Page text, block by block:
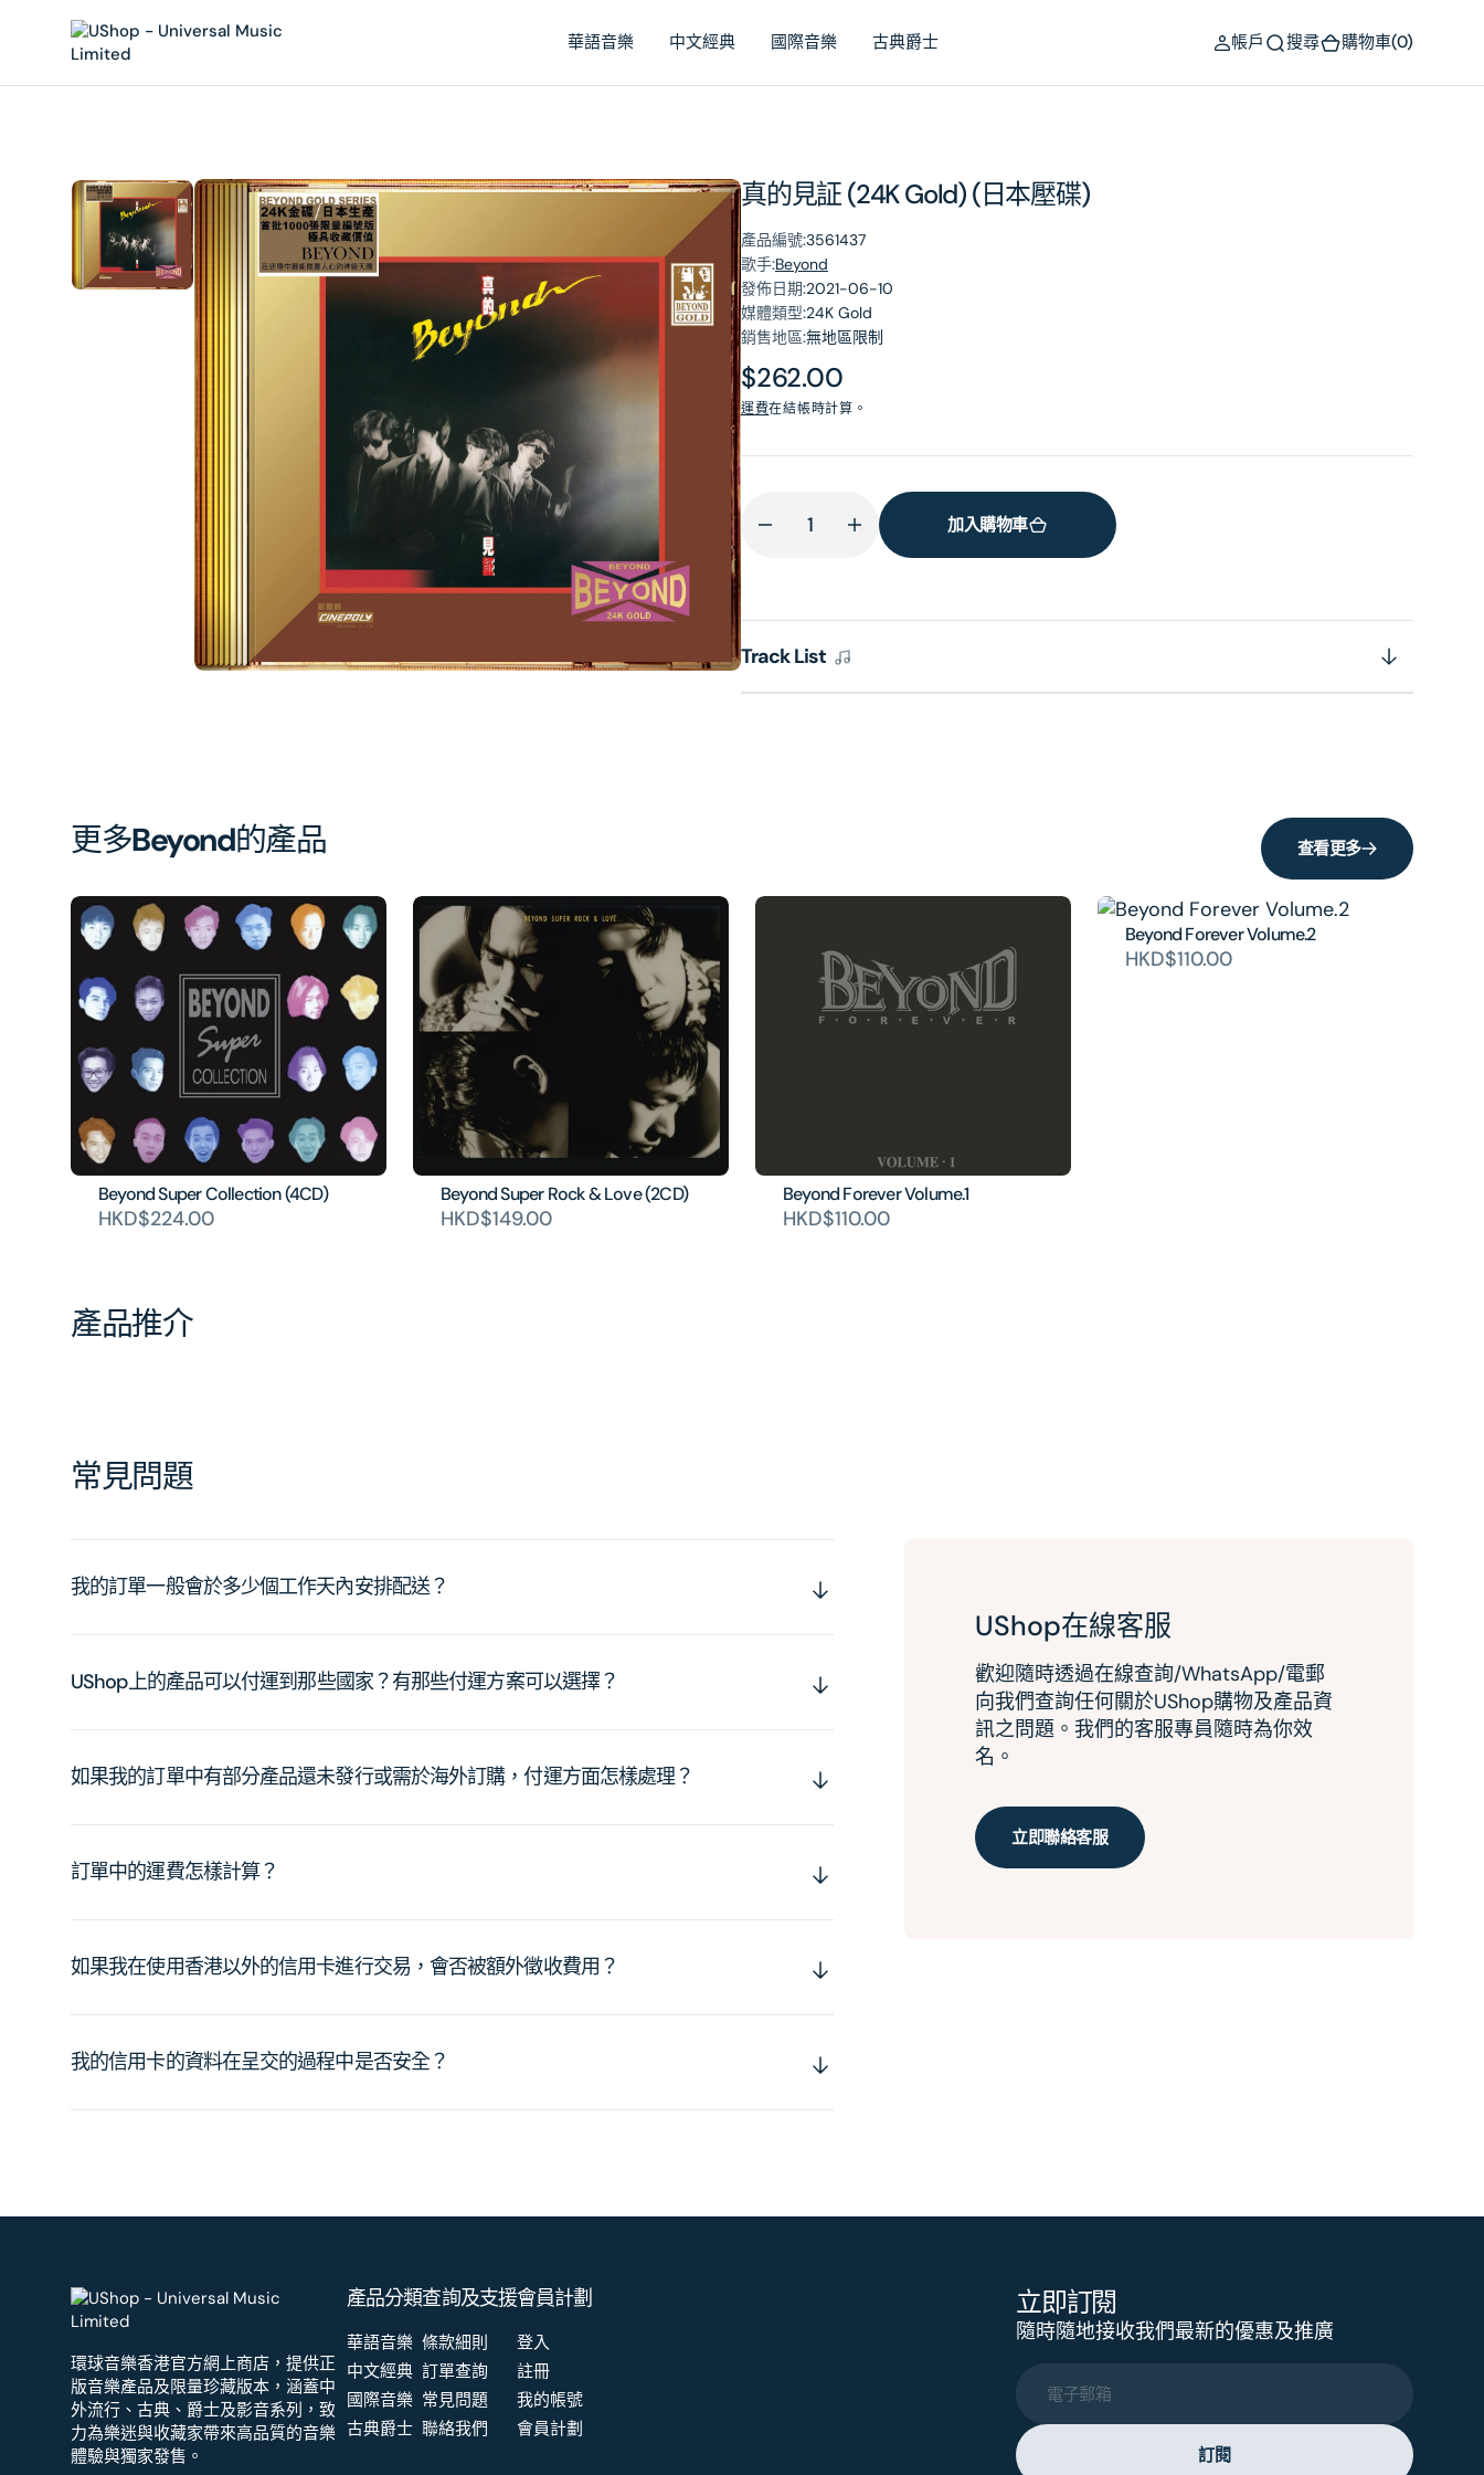
華語音樂 中文經典 國際音樂 古典爵士 帳戶 搜尋 購物車(0)
真的見証 (24K Gold) (日本壓碟)
產品編號:3561437
歌手:Beyond
發佈日期:2021-06-10
媒體類型:24K Gold
銷售地區:無地區限制
原
價
$262.00
運費在結帳時計算。
的
見
証
的
增
的
証
的
加入購物車
Track List
在
相
簿
中
開
啟
張
更多Beyond的產品 查看更多
Beyond Super Collection (4CD)
HKD$224.00
Beyond Super Rock & Love (2CD)
HKD$149.00
Beyond Forever Volume.1
HKD$110.00
Beyond Forever Volume.2
HKD$110.00
產品推介
常見問題
我的訂單一般會於多少個工作天內安排配送？
UShop上的產品可以付運到那些國家？有那些付運方案可以選擇？
如果我的訂單中有部分產品還未發行或需於海外訂購，付運方面怎樣處理？
訂單中的運費怎樣計算？
如果我在使用香港以外的信用卡進行交易，會否被額外徵收費用？
我的信用卡的資料在呈交的過程中是否安全？
UShop在線客服
歡迎隨時透過在線查詢/WhatsApp/電郵
向我們查詢任何關於UShop購物及產品資
訊之問題。我們的客服專員隨時為你效
名。
立即聯絡客服
環球音樂香港官方網上商店，提供正
版音樂產品及限量珍藏版本，涵蓋中
外流行、古典、爵士及影音系列，致
力為樂迷與收藏家帶來高品質的音樂
體驗與獨家發售。
產品分類
華語音樂
中文經典
國際音樂
古典爵士
查詢及支援
條款細則
訂單查詢
常見問題
聯絡我們
會員計劃
登入
註冊
我的帳號
會員計劃
立即訂閱
隨時隨地接收我們最新的優惠及推廣
電子郵箱
訂閱